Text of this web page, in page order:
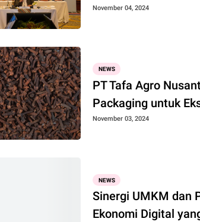
November 04, 2024
NEWS
PT Tafa Agro
Packaging untuk
November 03, 2024
NEWS
Sinergi UMKM dan
Ekonomi Digital